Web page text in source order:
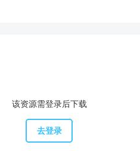
该资源需登录后下载
去登录